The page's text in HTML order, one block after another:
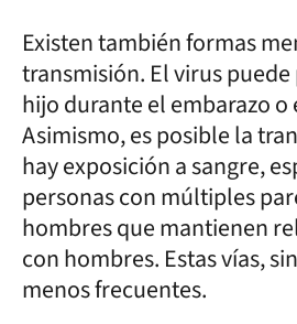
Existen también formas
transmisión. El virus
hijo durante el embarazo o
Asimismo, es posible la
hay exposición a sangre,
personas con múltiples
hombres que mantienen
con hombres. Estas vías,
menos frecuentes.